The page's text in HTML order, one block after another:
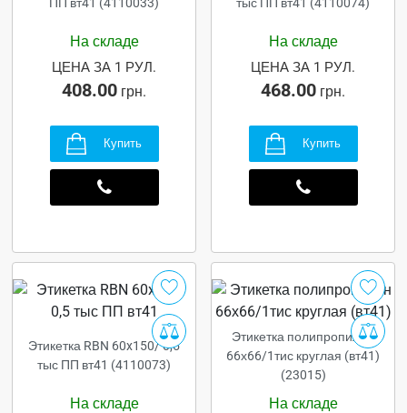
ПП вт41 (4110033)
На складе
408.00 грн.
ЦЕНА ЗА 1 РУЛ.
Купить
тыс ПП вт41 (4110074)
На складе
468.00 грн.
ЦЕНА ЗА 1 РУЛ.
Купить
Этикетка RBN 60x150/ 0,5
тыс ПП вт41 (4110073)
На складе
Этикетка полипропилен
66х66/1тис круглая (вт41)
(23015)
На складе